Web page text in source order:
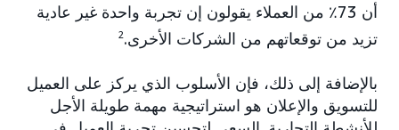
أن 73٪ من العملاء يقولون إن تجربة واحدة غير عادية
تزيد من توقعاتهم من الشركات الأخرى.2
بالإضافة إلى ذلك، فإن الأسلوب الذي يركز على العميل
للتسويق والإعلان هو استراتيجية مهمة طويلة الأجل